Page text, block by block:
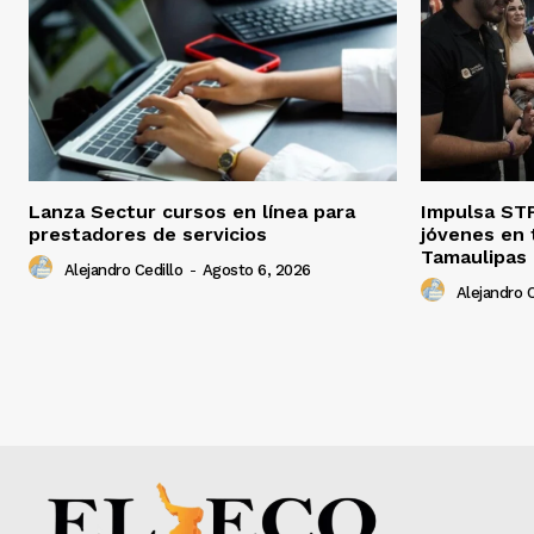
Lanza Sectur cursos en línea para
prestadores de servicios
Alejandro Cedillo - Agosto 6, 2026
Impulsa
jóvenes en
Tamaulipas
Alejandro